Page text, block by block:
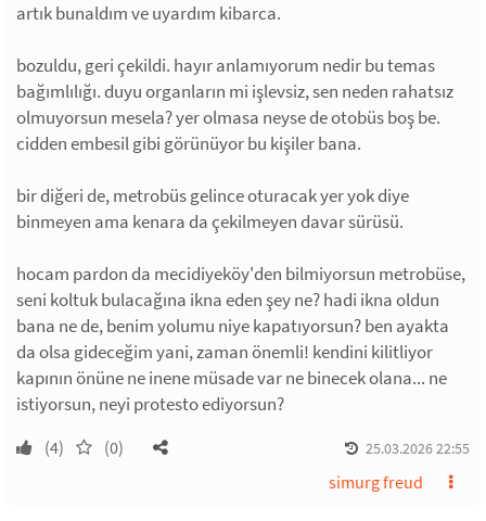
artık bunaldım ve uyardım kibarca.
bozuldu, geri çekildi. hayır anlamıyorum nedir bu temas
bağımlılığı. duyu organların mi işlevsiz, sen neden rahatsız
olmuyorsun mesela? yer olmasa neyse de otobüs boş be.
cidden embesil gibi görünüyor bu kişiler bana.
bir diğeri de, metrobüs gelince oturacak yer yok diye
binmeyen ama kenara da çekilmeyen davar sürüsü.
hocam pardon da mecidiyeköy'den bilmiyorsun metrobüse,
seni koltuk bulacağına ikna eden şey ne? hadi ikna oldun
bana ne de, benim yolumu niye kapatıyorsun? ben ayakta
da olsa gideceğim yani, zaman önemli! kendini kilitliyor
kapının önüne ne inene müsade var ne binecek olana... ne
istiyorsun, neyi protesto ediyorsun?
(4) (0) 25.03.2026 22:55
simurg freud